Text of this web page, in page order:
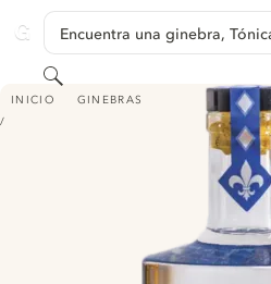
GINVENTORY
Encuentra una ginebra, Tónica, …
Buscar
INICIO GINEBRAS
EUPHROSINE #9